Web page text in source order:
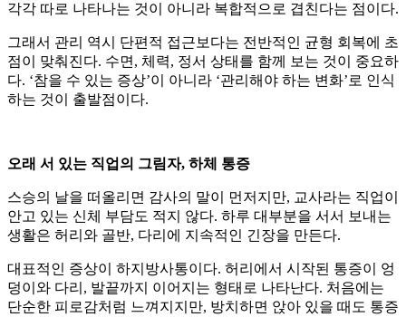
각각 따로 나타나는 것이 아니라 복합적으로 겹친다는 점이다.
그래서 관리 역시 단편적 접근보다는 전반적인 균형 회복에 초
점이 맞춰진다. 수면, 체력, 정서 상태를 함께 보는 것이 중요하
다. ‘참을 수 있는 증상’이 아니라 ‘관리해야 하는 변화’로 인식
하는 것이 출발점이다.
오래 서 있는 직업의 그림자, 하체 통증
스승의 날을 떠올리면 감사의 말이 먼저지만, 교사라는 직업이
안고 있는 신체 부담도 적지 않다. 하루 대부분을 서서 보내는
생활은 허리와 골반, 다리에 지속적인 긴장을 만든다.
대표적인 증상이 하지방사통이다. 허리에서 시작된 통증이 엉
덩이와 다리, 발끝까지 이어지는 형태로 나타난다. 처음에는
단순한 피로감처럼 느껴지지만, 방치하면 앉아 있을 때도 통증